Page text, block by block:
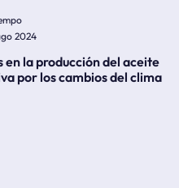
2024
en la producción del aceite
por los cambios del clima